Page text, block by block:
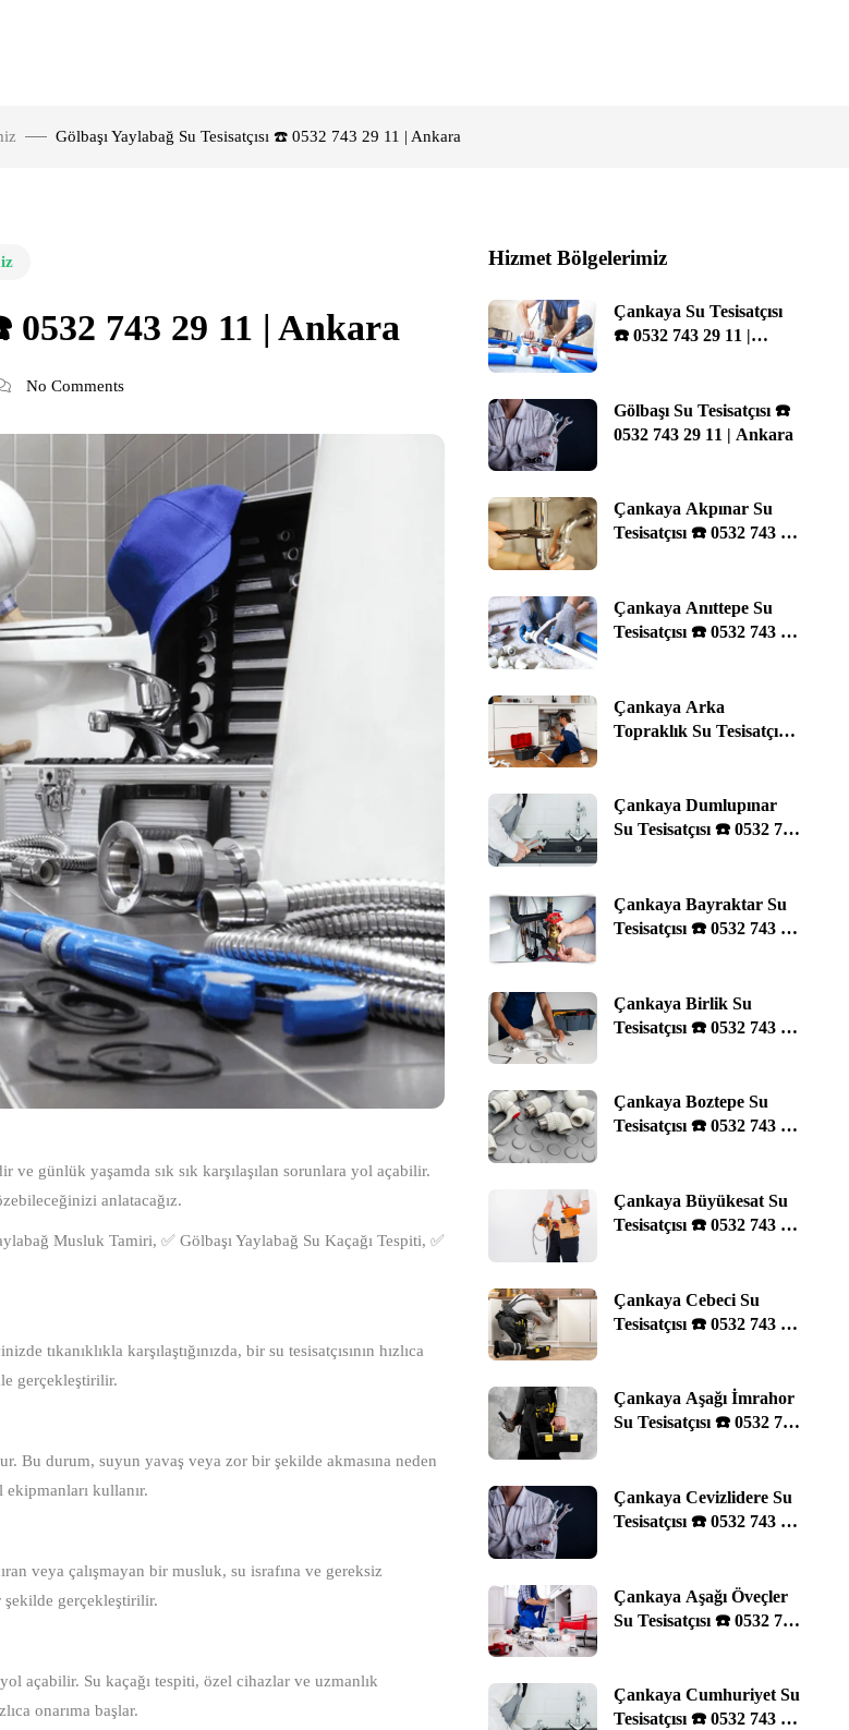
Gölbaşı Yaylabağ Su Tesisatçısı ☎️ 0532 743 29 11 | Ankara
0532 743 29 11 | Ankara
No Comments
günlük yaşamda sık sık karşılaşılan sorunlara yol açabilir.
anlatacağız.
Musluk Tamiri, ✅ Gölbaşı Yaylabağ Su Kaçağı Tespiti, ✅
tıkanıklıkla karşılaştığınızda, bir su tesisatçısının hızlıca
gerçekleştirilir.
Bu durum, suyun yavaş veya zor bir şekilde akmasına neden
kullanır.
veya çalışmayan bir musluk, su israfına ve gereksiz
şekilde gerçekleştirilir.
yol açabilir. Su kaçağı tespiti, özel cihazlar ve uzmanlık
onarıma başlar.
Hizmet Bölgelerimiz
Çankaya Su Tesisatçısı
☎️ 0532 743 29 11 |
Gölbaşı Su Tesisatçısı ☎️
0532 743 29 11 | Ankara
Çankaya Akpınar Su
Tesisatçısı ☎️ 0532 743 29
Çankaya Anıttepe Su
Tesisatçısı ☎️ 0532 743 29
Çankaya Arka
Topraklık Su Tesisatçısı
Çankaya Dumlupınar
Su Tesisatçısı ☎️ 0532 743
Çankaya Bayraktar Su
Tesisatçısı ☎️ 0532 743 29
Çankaya Birlik Su
Tesisatçısı ☎️ 0532 743 29
Çankaya Boztepe Su
Tesisatçısı ☎️ 0532 743 29
Çankaya Büyükesat Su
Tesisatçısı ☎️ 0532 743 29
Çankaya Cebeci Su
Tesisatçısı ☎️ 0532 743 29
Çankaya Aşağı İmrahor
Su Tesisatçısı ☎️ 0532 743
Çankaya Cevizlidere Su
Tesisatçısı ☎️ 0532 743 29
Çankaya Aşağı Öveçler
Su Tesisatçısı ☎️ 0532 743
Çankaya Cumhuriyet Su
Tesisatçısı ☎️ 0532 743 29